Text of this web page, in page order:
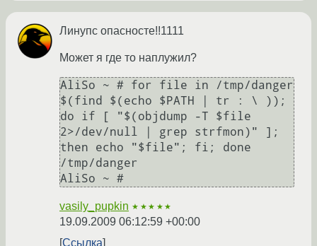
Линупс опасносте!!1111
Может я где то наплужил?
AliSo ~ # for file in /tmp/danger
$(find $(echo $PATH | tr : \ ));
do if [ "$(objdump -T $file
2>/dev/null | grep strfmon)" ];
then echo "$file"; fi; done
/tmp/danger
vasily_pupkin ★★★★★
19.09.2009 06:12:59 +00:00
Ссылка